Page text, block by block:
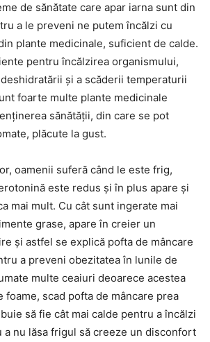
de sănătate care apar iarna sunt din
a le preveni ne putem încălzi cu
plante medicinale, suficient de calde.
pentru încălzirea organismului,
și a scăderii temperaturii
foarte multe plante medicinale
sănătății, din care se pot
plăcute la gust.
oamenii suferă când le este frig,
este redus și în plus apare și
mai mult. Cu cât sunt ingerate mai
grase, apare în creier un
și astfel se explică pofta de mâncare
a preveni obezitatea în lunile de
multe ceaiuri deoarece acestea
foame, scad pofta de mâncare prea
să fie cât mai calde pentru a încălzi
a nu lăsa frigul să creeze un disconfort